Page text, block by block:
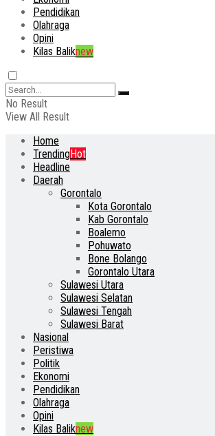
Pendidikan
Olahraga
Opini
Kilas Baliknew
No Result
View All Result
Home
TrendingHot
Headline
Daerah
Gorontalo
Kota Gorontalo
Kab Gorontalo
Boalemo
Pohuwato
Bone Bolango
Gorontalo Utara
Sulawesi Utara
Sulawesi Selatan
Sulawesi Tengah
Sulawesi Barat
Nasional
Peristiwa
Politik
Ekonomi
Pendidikan
Olahraga
Opini
Kilas Baliknew